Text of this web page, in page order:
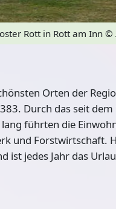
Rott in Rott am Inn©
Orten der
Durch das seit
führten die
und Forstwirtschaft.
jedes Jahr das